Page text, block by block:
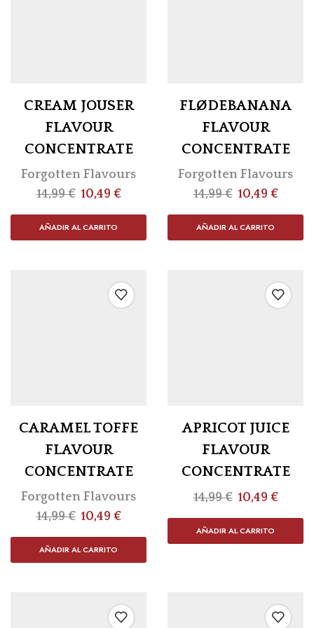
CREAM JOUSER
FLAVOUR
CONCENTRATE
Forgotten Flavours
14,99€ 10,49 €
AÑADIR AL CARRITO
FLØDEBANANA
FLAVOUR
CONCENTRATE
Forgotten Flavours
14,99€ 10,49 €
AÑADIR AL CARRITO
CARAMEL TOFFE
FLAVOUR
CONCENTRATE
Forgotten Flavours
14,99€ 10,49 €
AÑADIR AL CARRITO
APRICOT JUICE
FLAVOUR
CONCENTRATE
14,99€ 10,49 €
AÑADIR AL CARRITO